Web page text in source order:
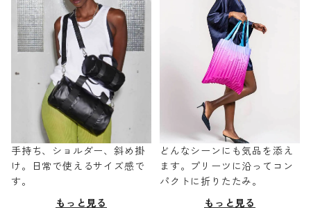
手持ち、ショルダー、斜め掛
け。日常で使えるサイズ感で
す。
もっと見る
どんなシーンにも気品を添え
ます。プリーツに沿ってコン
パクトに折りたたみ。
もっと見る